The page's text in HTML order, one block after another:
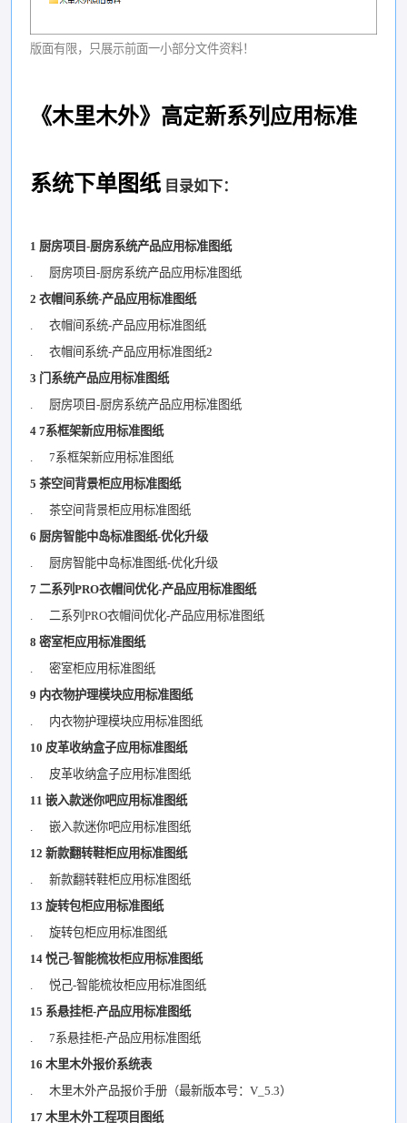
版面有限，只展示前面一小部分文件资料！
《木里木外》高定新系列应用标准
系统下单图纸 目录如下：
1 厨房项目-厨房系统产品应用标准图纸
. 厨房项目-厨房系统产品应用标准图纸
2 衣帽间系统-产品应用标准图纸
. 衣帽间系统-产品应用标准图纸
. 衣帽间系统-产品应用标准图纸2
3 门系统产品应用标准图纸
. 厨房项目-厨房系统产品应用标准图纸
4 7系框架新应用标准图纸
. 7系框架新应用标准图纸
5 茶空间背景柜应用标准图纸
. 茶空间背景柜应用标准图纸
6 厨房智能中岛标准图纸-优化升级
. 厨房智能中岛标准图纸-优化升级
7 二系列PRO衣帽间优化-产品应用标准图纸
. 二系列PRO衣帽间优化-产品应用标准图纸
8 密室柜应用标准图纸
. 密室柜应用标准图纸
9 内衣物护理模块应用标准图纸
. 内衣物护理模块应用标准图纸
10 皮革收纳盒子应用标准图纸
. 皮革收纳盒子应用标准图纸
11 嵌入款迷你吧应用标准图纸
. 嵌入款迷你吧应用标准图纸
12 新款翻转鞋柜应用标准图纸
. 新款翻转鞋柜应用标准图纸
13 旋转包柜应用标准图纸
. 旋转包柜应用标准图纸
14 悦己-智能梳妆柜应用标准图纸
. 悦己-智能梳妆柜应用标准图纸
15 系悬挂柜-产品应用标准图纸
. 7系悬挂柜-产品应用标准图纸
16 木里木外报价系统表
. 木里木外产品报价手册（最新版本号：V_5.3）
17 木里木外工程项目图纸